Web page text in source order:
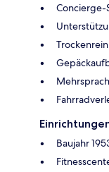
Concierge-
Baujahr